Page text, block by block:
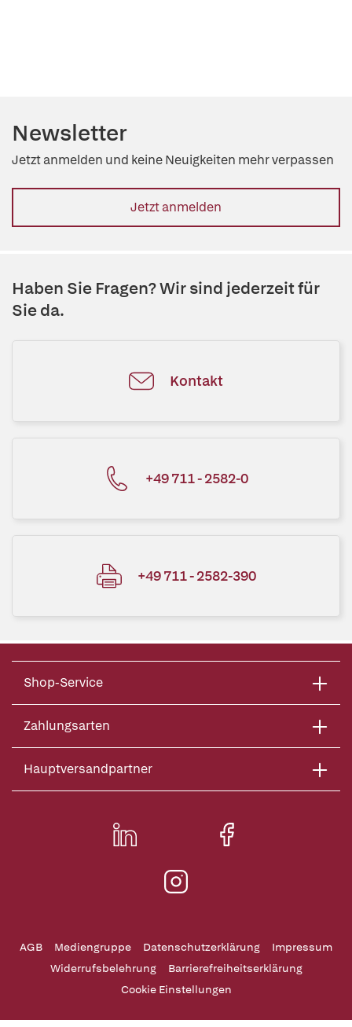
Newsletter
Jetzt anmelden und keine Neuigkeiten mehr verpassen
Jetzt anmelden
Haben Sie Fragen? Wir sind jederzeit für
Sie da.
Kontakt
+49 711 - 2582-0
+49 711 - 2582-390
Shop-Service
Zahlungsarten
Hauptversandpartner
AGB Mediengruppe Datenschutzerklärung
Impressum
Widerrufsbelehrung
Barrierefreiheitserklärung
Cookie Einstellungen